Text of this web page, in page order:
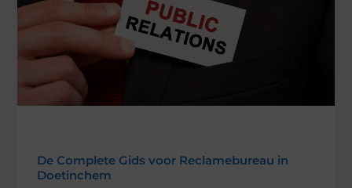
De Complete Gids voor Reclamebureau in
Doetinchem